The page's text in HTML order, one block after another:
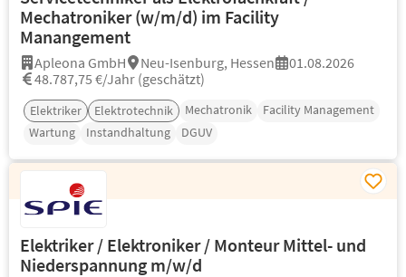
Mechatroniker (w/m/d) im Facility
Manangement
Apleona GmbH Neu-Isenburg, Hessen
01.08.2026
48.787,75 €/Jahr (geschätzt)
Elektriker Elektrotechnik Mechatronik
Facility Management
Wartung
Instandhaltung DGUV
Elektriker / Elektroniker / Monteur Mittel- und
Niederspannung m/w/d